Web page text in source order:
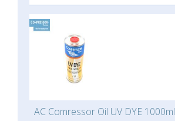
AC Comressor Oil UV DYE 1000ml